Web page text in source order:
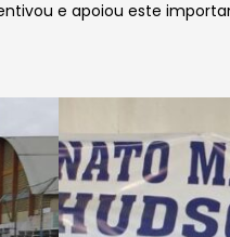
e apoiou este